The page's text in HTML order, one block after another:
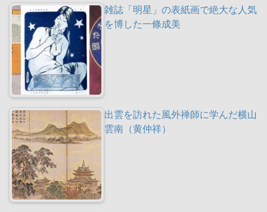
雑誌「明星」の表紙画で絶大な人気
を博した一條成美
出雲を訪れた風外禅師に学んだ横山
雲南（黄仲祥）